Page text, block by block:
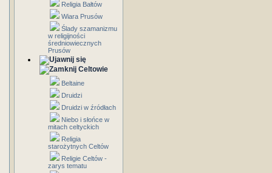
Religia Bałtów
Wiara Prusów
Ślady szamanizmu
w religijności
średniowiecznych
Prusów
Celtowie
Beltaine
Druidzi
Druidzi w źródłach
Niebo i słońce w
mitach celtyckich
Religia
starożytnych Celtów
Religie Celtów -
zarys tematu